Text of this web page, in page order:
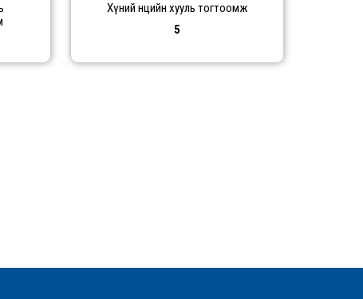
Хүний нөөцийн хууль тогтоомж
5